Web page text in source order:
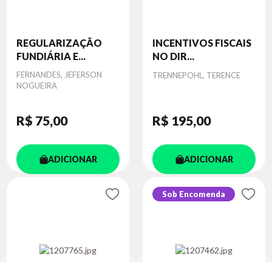
REGULARIZAÇÃO
FUNDIÁRIA E...
Autor
FERNANDES, JEFERSON
NOGUEIRA
R$ 75,00
ADICIONAR
INCENTIVOS FISCAIS
NO DIR...
Autor
TRENNEPOHL, TERENCE
R$ 195,00
ADICIONAR
Sob Encomenda